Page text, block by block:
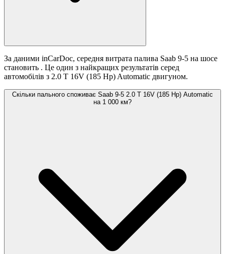
За даними inCarDoc, середня витрата палива Saab 9-5 на шосе
становить . Це один з найкращих результатів серед
автомобілів з 2.0 T 16V (185 Hp) Automatic двигуном.
Скільки пального споживає Saab 9-5 2.0 T 16V (185 Hp) Automatic
на 1 000 км?